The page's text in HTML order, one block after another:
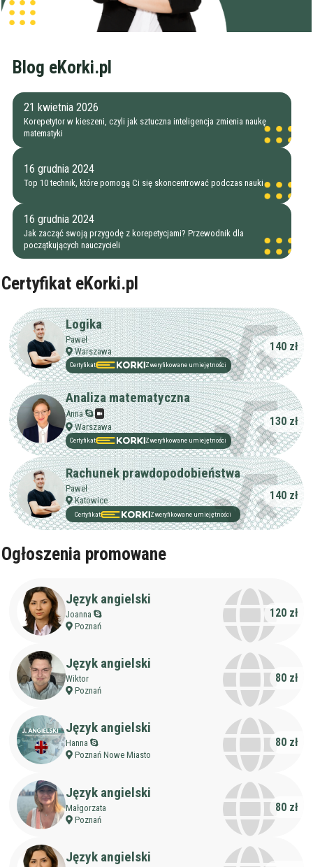
Blog eKorki.pl
21 kwietnia 2026
Korepetytor w kieszeni, czyli jak sztuczna inteligencja zmienia naukę
matematyki
16 grudnia 2024
Top 10 technik, które pomogą Ci się skoncentrować podczas nauki
16 grudnia 2024
Jak zacząć swoją przygodę z korepetycjami? Przewodnik dla
początkujących nauczycieli
Certyfikat eKorki.pl
Logika
Paweł
Warszawa
Certyfikat Zweryfikowane umiejętności
140 zł
Analiza matematyczna
Anna
Warszawa
Certyfikat Zweryfikowane umiejętności
130 zł
Rachunek prawdopodobieństwa
Paweł
Katowice
Certyfikat Zweryfikowane umiejętności
140 zł
Ogłoszenia promowane
Język angielski
Joanna
Poznań
120 zł
Język angielski
Wiktor
Poznań
80 zł
Język angielski
Hanna
Poznań Nowe Miasto
80 zł
Język angielski
Małgorzata
Poznań
80 zł
Język angielski